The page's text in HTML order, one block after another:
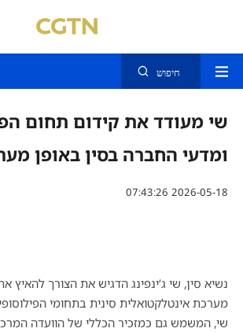
חיפוש
שי מעודד את קידום תחום
ומדעי החברה בסין באופן
07:43:26 2026-05-18
נשיא סין, שי ג’ינפינג הדגיש את הצורך להאיץ
מערכת אינטלקטואלית סינית בתחומי
שי, המשמש גם כמזכיר הכללי של הוועדה